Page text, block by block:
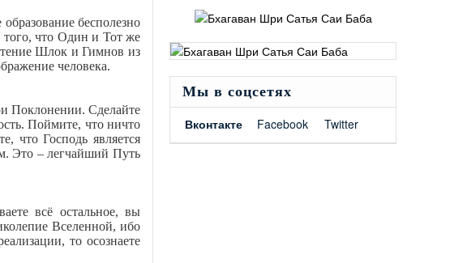
бесполезно
того, что Один и Тот же
Шлок и Гимнов из
человека.
Поклонении. Сделайте
Поймите, что ничто
что Господь является
Это – легчайший Путь
всё остальное, вы
Вселенной, ибо
то осознаете
Мы в соцсетях
Вконтакте
Facebook Twitter